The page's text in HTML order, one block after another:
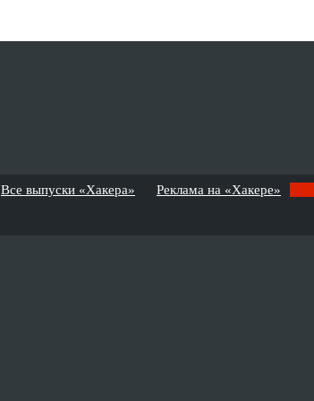
Все выпуски «Хакера» Реклама на «Хакере»